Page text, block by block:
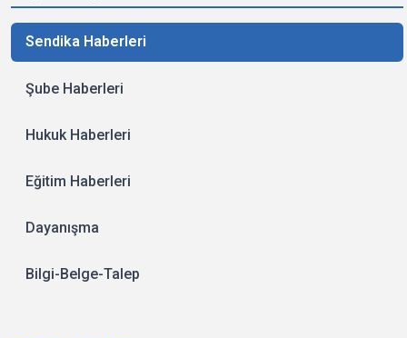
Sendika Haberleri
Şube Haberleri
Hukuk Haberleri
Eğitim Haberleri
Dayanışma
Bilgi-Belge-Talep